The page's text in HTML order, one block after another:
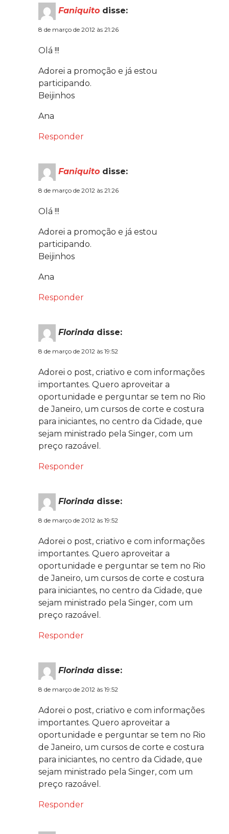
Faniquito disse:
8 de março de 2012 às 21:26
Olá !!!
Adorei a promoção e já estou
participando.
Beijinhos
Ana
Responder
Faniquito disse:
8 de março de 2012 às 21:26
Olá !!!
Adorei a promoção e já estou
participando.
Beijinhos
Ana
Responder
Florinda disse:
8 de março de 2012 às 19:52
Adorei o post, criativo e com informações
importantes. Quero aproveitar a
oportunidade e perguntar se tem no Rio
de Janeiro, um cursos de corte e costura
para iniciantes, no centro da Cidade, que
sejam ministrado pela Singer, com um
preço razoável.
Responder
Florinda disse:
8 de março de 2012 às 19:52
Adorei o post, criativo e com informações
importantes. Quero aproveitar a
oportunidade e perguntar se tem no Rio
de Janeiro, um cursos de corte e costura
para iniciantes, no centro da Cidade, que
sejam ministrado pela Singer, com um
preço razoável.
Responder
Florinda disse:
8 de março de 2012 às 19:52
Adorei o post, criativo e com informações
importantes. Quero aproveitar a
oportunidade e perguntar se tem no Rio
de Janeiro, um cursos de corte e costura
para iniciantes, no centro da Cidade, que
sejam ministrado pela Singer, com um
preço razoável.
Responder